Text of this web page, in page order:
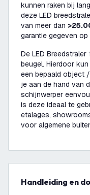
kunnen raken bij
deze LED
van meer dan
garantie gegeven
De LED
beugel. Hierdoor
een bepaald object
je aan de hand van
schijnwerper
is deze ideaal te
etalages,
voor algemene
Handleiding en